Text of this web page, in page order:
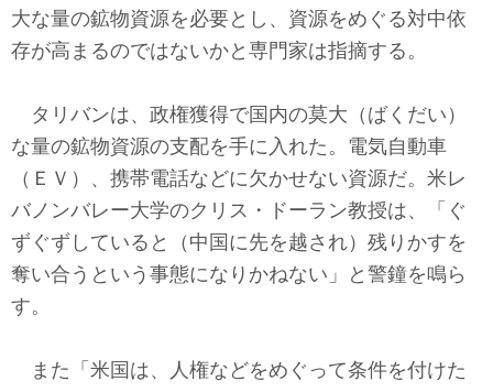
社説
ビル・ガーツ
東アジア
東京発
大な量の鉱物資源を必要とし、資源をめぐる対中依
存が高まるのではないかと専門家は指摘する。
タリバンは、政権獲得で国内の莫大（ばくだい）
な量の鉱物資源の支配を手に入れた。電気自動車
（ＥＶ）、携帯電話などに欠かせない資源だ。米レ
バノンバレー大学のクリス・ドーラン教授は、「ぐ
ずぐずしていると（中国に先を越され）残りかすを
奪い合うという事態になりかねない」と警鐘を鳴ら
す。
また「米国は、人権などをめぐって条件を付けた